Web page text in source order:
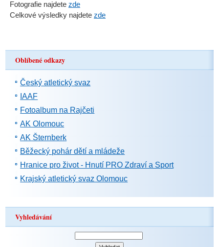
Fotografie najdete zde
Celkové výsledky najdete zde
Oblíbené odkazy
Český atletický svaz
IAAF
Fotoalbum na Rajčeti
AK Olomouc
AK Šternberk
Běžecký pohár dětí a mládeže
Hranice pro život - Hnutí PRO Zdraví a Sport
Krajský atletický svaz Olomouc
Vyhledávání